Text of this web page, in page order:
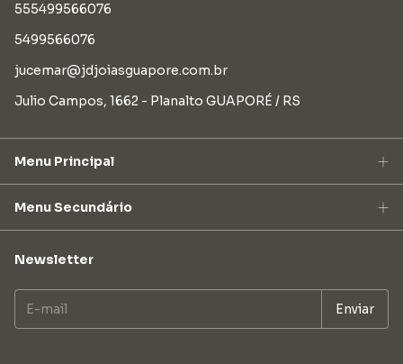
555499566076
5499566076
jucemar@jdjoiasguapore.com.br
Julio Campos, 1662 - Planalto GUAPORÉ / RS
Menu Principal
Menu Secundário
Newsletter